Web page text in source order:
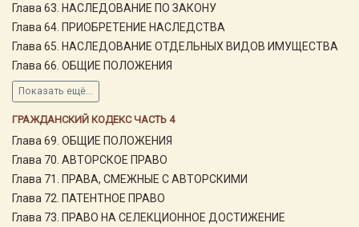
Глава 63. НАСЛЕДОВАНИЕ ПО ЗАКОНУ
Глава 64. ПРИОБРЕТЕНИЕ НАСЛЕДСТВА
Глава 65. НАСЛЕДОВАНИЕ ОТДЕЛЬНЫХ ВИДОВ ИМУЩЕСТВА
Глава 66. ОБЩИЕ ПОЛОЖЕНИЯ
Показать ещё...
ГРАЖДАНСКИЙ КОДЕКС ЧАСТЬ 4
Глава 69. ОБЩИЕ ПОЛОЖЕНИЯ
Глава 70. АВТОРСКОЕ ПРАВО
Глава 71. ПРАВА, СМЕЖНЫЕ С АВТОРСКИМИ
Глава 72. ПАТЕНТНОЕ ПРАВО
Глава 73. ПРАВО НА СЕЛЕКЦИОННОЕ ДОСТИЖЕНИЕ